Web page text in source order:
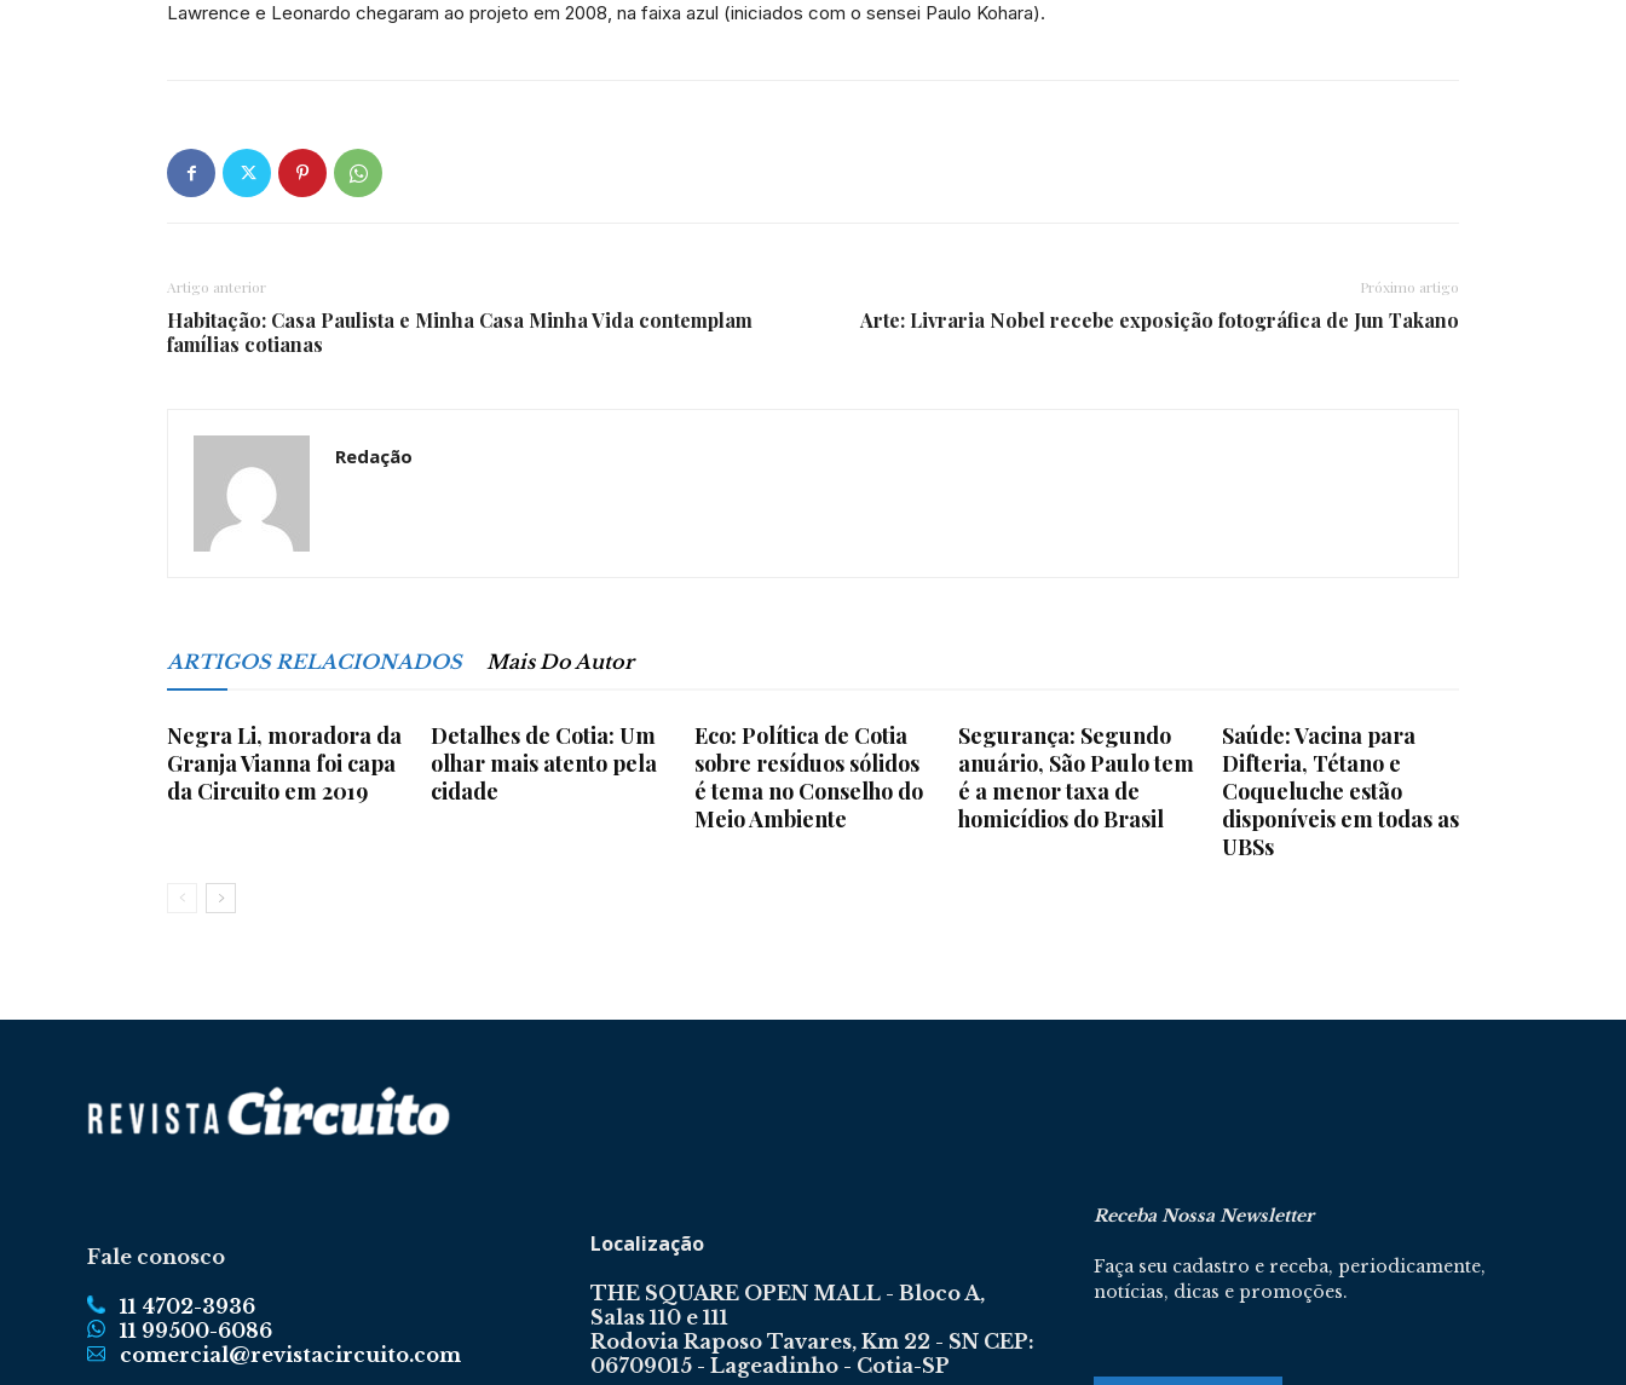
Lawrence e Leonardo chegaram ao projeto em 2008, na faixa azul (iniciados com o sensei Paulo Kohara).
Artigo anterior
Habitação: Casa Paulista e Minha Casa Minha Vida contemplam
famílias cotianas
Próximo artigo
Arte: Livraria Nobel recebe exposição fotográfica de Jun Takano
Redação
ARTIGOS RELACIONADOS Mais Do Autor
Negra Li, moradora da
Granja Vianna foi capa
da Circuito em 2019
Detalhes de Cotia: Um
olhar mais atento pela
cidade
Eco: Política de Cotia
sobre resíduos sólidos
é tema no Conselho do
Meio Ambiente
Segurança: Segundo
anuário, São Paulo tem
é a menor taxa de
homicídios do Brasil
Saúde: Vacina para
Difteria, Tétano e
Coqueluche estão
disponíveis em todas as
UBSs
Fale conosco
11 4702-3936
11 99500-6086
comercial@revistacircuito.com
Localização
THE SQUARE OPEN MALL - Bloco A,
Salas 110 e 111
Rodovia Raposo Tavares, Km 22 - SN CEP:
06709015 - Lageadinho - Cotia-SP
Receba Nossa Newsletter
Faça seu cadastro e receba, periodicamente,
notícias, dicas e promoções.